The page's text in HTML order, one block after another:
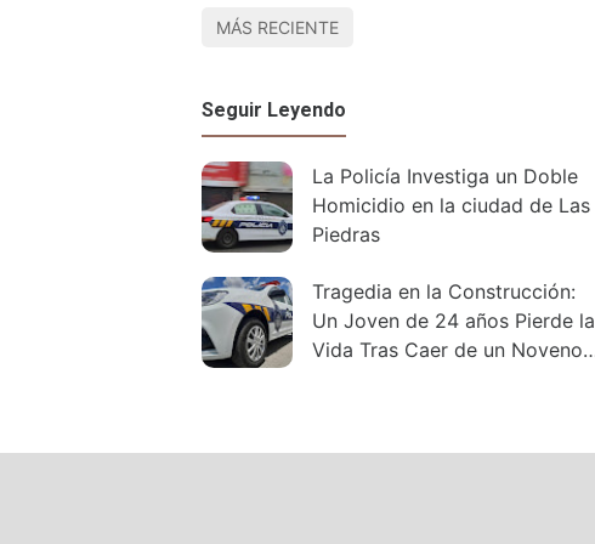
MÁS RECIENTE
Seguir Leyendo
La Policía Investiga un Doble
Homicidio en la ciudad de Las
Piedras
Tragedia en la Construcción:
Un Joven de 24 años Pierde la
Vida Tras Caer de un Noveno